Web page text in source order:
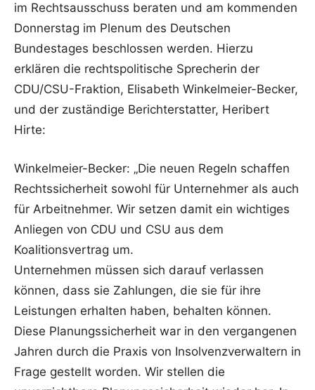
im Rechtsausschuss beraten und am kommenden
Donnerstag im Plenum des Deutschen
Bundestages beschlossen werden. Hierzu
erklären die rechtspolitische Sprecherin der
CDU/CSU-Fraktion, Elisabeth Winkelmeier-Becker,
und der zuständige Berichterstatter, Heribert
Hirte:
Winkelmeier-Becker: „Die neuen Regeln schaffen
Rechtssicherheit sowohl für Unternehmer als auch
für Arbeitnehmer. Wir setzen damit ein wichtiges
Anliegen von CDU und CSU aus dem
Koalitionsvertrag um.
Unternehmen müssen sich darauf verlassen
können, dass sie Zahlungen, die sie für ihre
Leistungen erhalten haben, behalten können.
Diese Planungssicherheit war in den vergangenen
Jahren durch die Praxis von Insolvenzverwaltern in
Frage gestellt worden. Wir stellen die